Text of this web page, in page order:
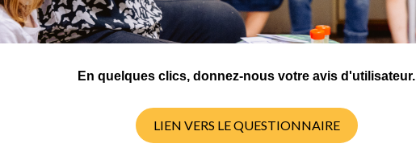
1
Copyright
CC BY-NC-SA 4.0 International
En quelques clics, donnez-nous votre avis d'utilisateur.
LIEN VERS LE QUESTIONNAIRE